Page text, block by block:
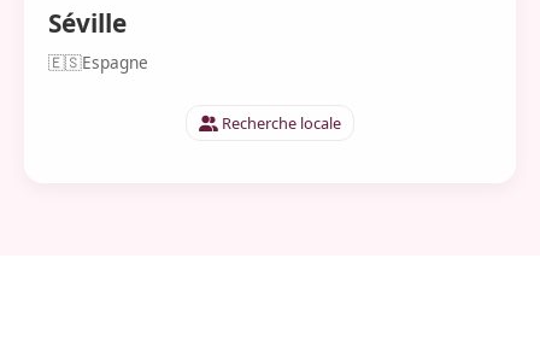
Séville
🇪🇸Espagne
Recherche locale